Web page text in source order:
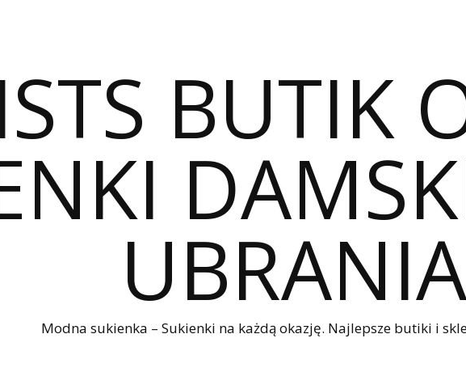
BUTIK
UBRANIA
Modna sukienka – Sukienki na każdą okazję. Najlepsze butiki i